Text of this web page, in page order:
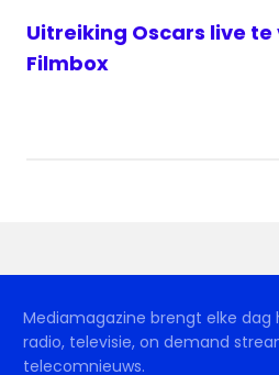
Uitreiking Oscars live te
Filmbox
Mediamagazine brengt elke
radio, televisie, on demand
telecomnieuws.